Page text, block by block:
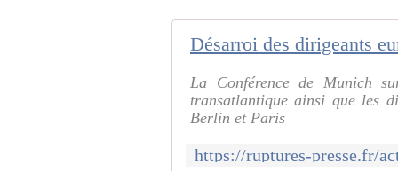
La Conférence de Munich
transatlantique ainsi que les
Berlin et Paris